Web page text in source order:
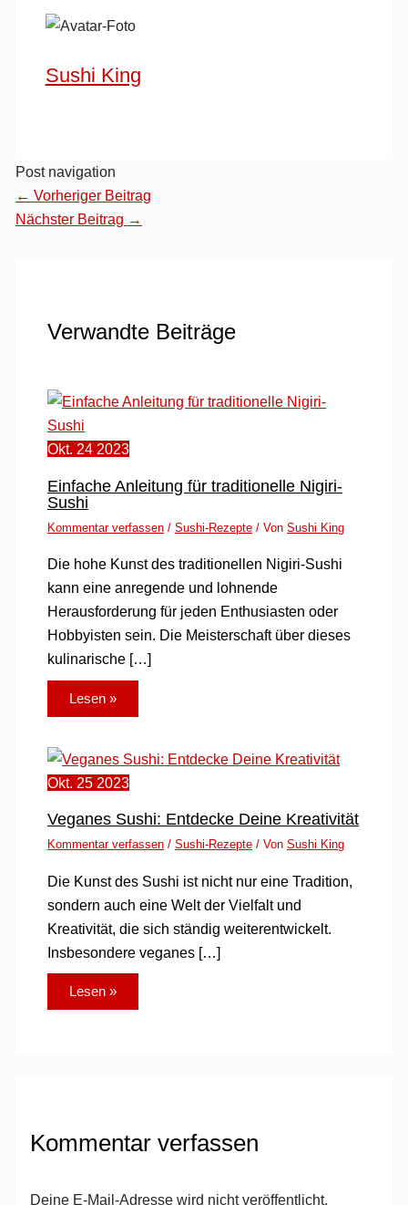
Sushi King
Post navigation
← Vorheriger Beitrag
Nächster Beitrag →
Verwandte Beiträge
Okt. 24 2023
Einfache Anleitung für traditionelle Nigiri-
Sushi
Kommentar verfassen / Sushi-Rezepte/ Von Sushi King
Die hohe Kunst des traditionellen Nigiri-Sushi
kann eine anregende und lohnende
Herausforderung für jeden Enthusiasten oder
Hobbyisten sein. Die Meisterschaft über dieses
kulinarische […]
Lesen »
Okt. 25 2023
Veganes Sushi: Entdecke Deine Kreativität
Kommentar verfassen / Sushi-Rezepte/ Von Sushi King
Die Kunst des Sushi ist nicht nur eine Tradition,
sondern auch eine Welt der Vielfalt und
Kreativität, die sich ständig weiterentwickelt.
Insbesondere veganes […]
Lesen »
Kommentar verfassen
Deine E-Mail-Adresse wird nicht veröffentlicht.